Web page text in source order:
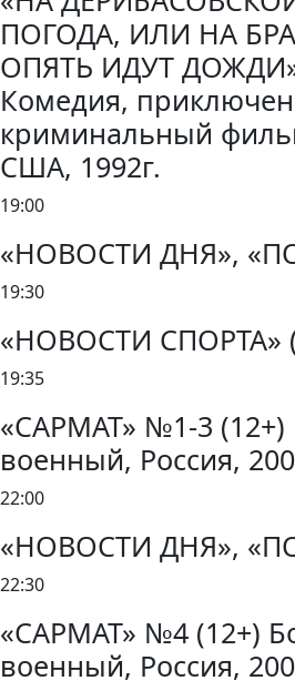
ПОГОДА, ИЛИ НА
ОПЯТЬ ИДУТ
Комедия,
криминальный
США, 1992г.
19:00
«НОВОСТИ ДНЯ»,
19:30
«НОВОСТИ СПОРТА»
19:35
«САРМАТ» №1-3 (12+)
военный, Россия,
22:00
«НОВОСТИ ДНЯ»,
22:30
«САРМАТ» №4 (12+)
военный, Россия,